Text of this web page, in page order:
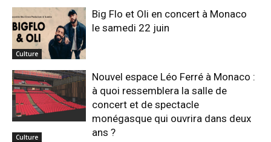
Culture
Big Flo et Oli en concert à Monaco
le samedi 22 juin
Culture
Nouvel espace Léo Ferré à Monaco :
à quoi ressemblera la salle de
concert et de spectacle
monégasque qui ouvrira dans deux
ans ?